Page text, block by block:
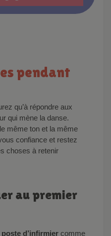
qui mène la danse.
même ton et la même
confiance et restez
choses à retenir
poste d’infirmier comme